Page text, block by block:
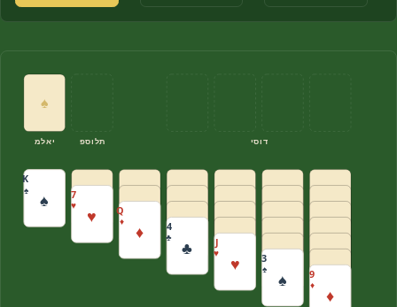
♠
מלאי פסולת יסוד
K
♠ ♠ 7
♥ ♥
Q
♦
♦ 4
♣ ♣ J
♥ ♥
3
♠
♠
9
♦
♦